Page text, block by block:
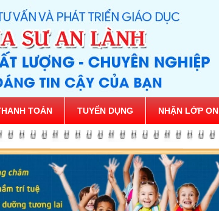
TOÁN TUYỂN DỤNG NHẬN LỚP